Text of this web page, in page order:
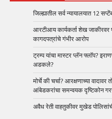
जिल्ह्यातील सर्व न्यायालयात 12
आरटीआय कार्यकर्ता शेख
कागदपत्रांचे गंभीर आरोप
ट्रम्प यांचा मास्टर प्लॅन फ्लॉप?
अडकले?
मोर्चे की चर्चा? आरक्षणाच्या
आंबेडकरांचा समन्वयक दृष्टिकोन
अवैध रेती वाहतुकीवर मुखेड